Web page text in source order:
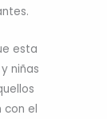
esta
niñas
con el